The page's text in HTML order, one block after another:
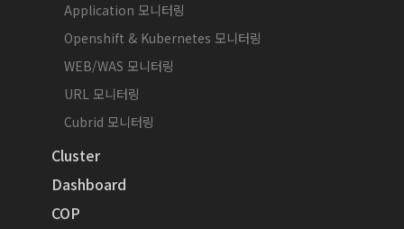
Application 모니터링
Openshift & Kubernetes 모니터링
WEB/WAS 모니터링
URL 모니터링
Cubrid 모니터링
Cluster
Dashboard
COP